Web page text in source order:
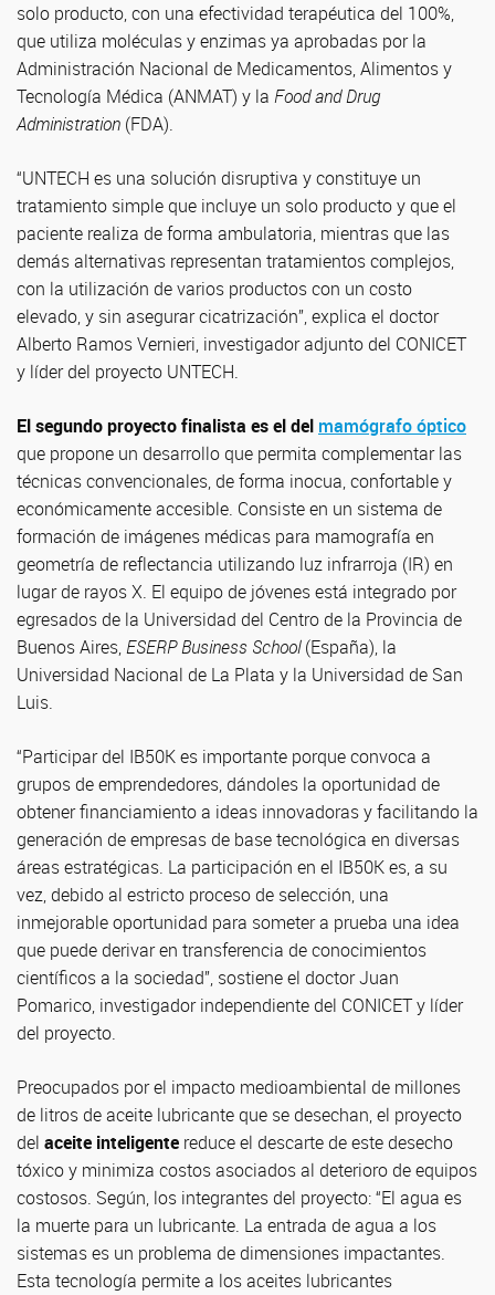
solo producto, con una efectividad terapéutica del 100%,
que utiliza moléculas y enzimas ya aprobadas por la
Administración Nacional de Medicamentos, Alimentos y
Tecnología Médica (ANMAT) y la Food and Drug
Administration (FDA).
“UNTECH es una solución disruptiva y constituye un
tratamiento simple que incluye un solo producto y que el
paciente realiza de forma ambulatoria, mientras que las
demás alternativas representan tratamientos complejos,
con la utilización de varios productos con un costo
elevado, y sin asegurar cicatrización”, explica el doctor
Alberto Ramos Vernieri, investigador adjunto del CONICET
y líder del proyecto UNTECH.
El segundo proyecto finalista es el del mamógrafo óptico
que propone un desarrollo que permita complementar las
técnicas convencionales, de forma inocua, confortable y
económicamente accesible. Consiste en un sistema de
formación de imágenes médicas para mamografía en
geometría de reflectancia utilizando luz infrarroja (IR) en
lugar de rayos X. El equipo de jóvenes está integrado por
egresados de la Universidad del Centro de la Provincia de
Buenos Aires,ESERP Business School(España), la
Universidad Nacional de La Plata y la Universidad de San
Luis.
“Participar del IB50K es importante porque convoca a
grupos de emprendedores, dándoles la oportunidad de
obtener financiamiento a ideas innovadoras y facilitando la
generación de empresas de base tecnológica en diversas
áreas estratégicas. La participación en el IB50K es, a su
vez, debido al estricto proceso de selección, una
inmejorable oportunidad para someter a prueba una idea
que puede derivar en transferencia de conocimientos
científicos a la sociedad”, sostiene el doctor Juan
Pomarico, investigador independiente del CONICET y líder
del proyecto.
Preocupados por el impacto medioambiental de millones
de litros de aceite lubricante que se desechan, el proyecto
del aceite inteligente reduce el descarte de este desecho
tóxico y minimiza costos asociados al deterioro de equipos
costosos. Según, los integrantes del proyecto: “El agua es
la muerte para un lubricante. La entrada de agua a los
sistemas es un problema de dimensiones impactantes.
Esta tecnología permite a los aceites lubricantes